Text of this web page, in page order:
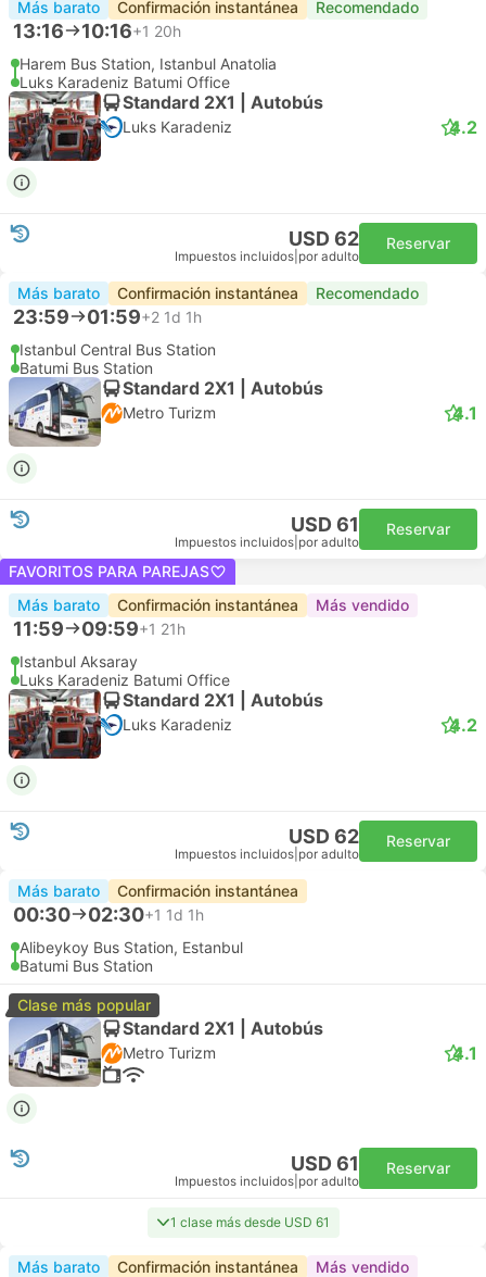
Más barato Confirmación instantánea Recomendado
13:16 10:16+1 20h
Harem Bus Station, Istanbul Anatolia
Luks Karadeniz Batumi Office
Standard 2X1 | Autobús
Luks Karadeniz 4.2
USD 62
Impuestos incluidos por adulto
Reservar
Más barato Confirmación instantánea Recomendado
23:59 01:59+2 1d 1h
Istanbul Central Bus Station
Batumi Bus Station
Standard 2X1 | Autobús
Metro Turizm 4.1
USD 61
Impuestos incluidos por adulto
Reservar
FAVORITOS PARA PAREJAS
Más barato
Confirmación instantánea Más vendido
11:59 09:59+1 21h
Istanbul Aksaray
Luks Karadeniz Batumi Office
Standard 2X1 | Autobús
Luks Karadeniz 4.2
USD 62
Impuestos incluidos por adulto
Reservar
Más barato Confirmación instantánea
00:30 02:30+1 1d 1h
Alibeykoy Bus Station, Estanbul
Batumi Bus Station
Clase más popular
Standard 2X1 | Autobús
Metro Turizm 4.1
USD 61
Impuestos incluidos por adulto
Reservar
1 clase más desde USD 61
Más barato Confirmación instantánea Más vendido